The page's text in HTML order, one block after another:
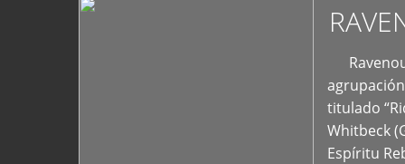
titulado
Whitbeck
Espíritu